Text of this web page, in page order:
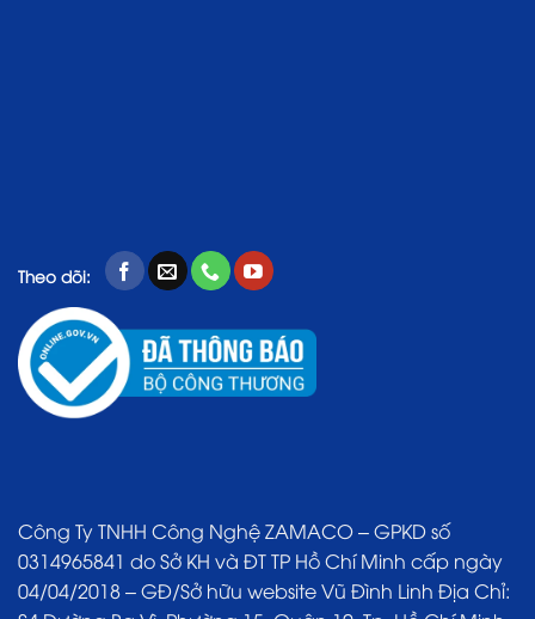
Theo dõi:
Công Ty TNHH Công Nghệ ZAMACO – GPKD số
0314965841 do Sở KH và ĐT TP Hồ Chí Minh cấp ngày
04/04/2018 – GĐ/Sở hữu website Vũ Đình Linh Địa Chỉ: